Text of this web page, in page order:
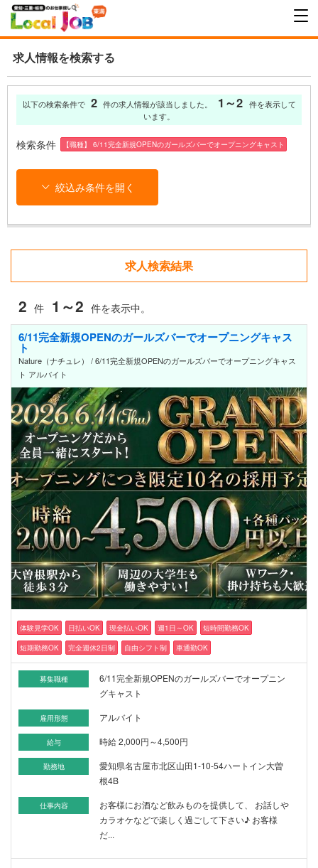
求人情報を検索する
以下の検索条件で 2 件の求人情報が該当しました。 1～2 件を表示して
います。
検索条件 【職種】 6/11完全新規OPENのガールズバーでオープニングキャスト
絞込み条件を開く
求人検索結果
2 件 1～2 件を表示中。
6/11完全新規OPENのガールズバーでオープニングキャス
ト
Nature（ナチュレ） / 6/11完全新規OPENのガールズバーでオープニングキャス
ト アルバイト
体験見学OK 日払いOK 現金払いOK 週1日～OK
短時間勤務OK
短期勤務OK
完全週休2日制 自由シフト制 車通勤OK
募集職種
6/11完全新規OPENのガールズバーでオープニン
グキャスト
雇用形態 アルバイト
給与 時給 2,000円～4,500円
勤務地
愛知県名古屋市北区山田1-10-54ハートイン大曽
根4B
仕事内容
お客様にお酒など飲みものを提供して、 お話しや
カラオケなどで楽しく過ごして下さい♪ お客様
だ...